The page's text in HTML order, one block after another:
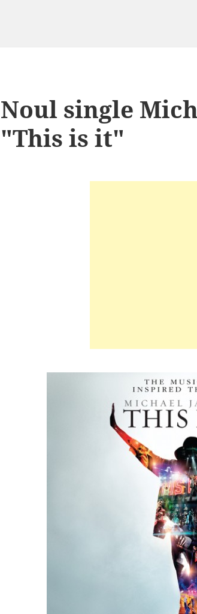
Noul single
"This is it"